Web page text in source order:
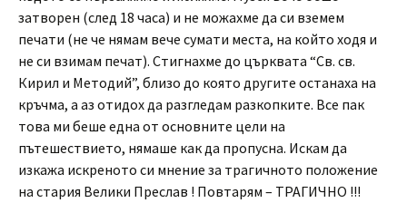
затворен (след 18 часа) и не можахме да си вземем
печати (не че нямам вече сумати места, на който ходя и
не си взимам печат). Стигнахме до църквата “Св. св.
Кирил и Методий”, близо до която другите останаха на
кръчма, а аз отидох да разгледам разкопките. Все пак
това ми беше една от основните цели на
пътешествието, нямаше как да пропусна. Искам да
изкажа искреното си мнение за трагичното положение
на стария Велики Преслав ! Повтарям – ТРАГИЧНО !!!